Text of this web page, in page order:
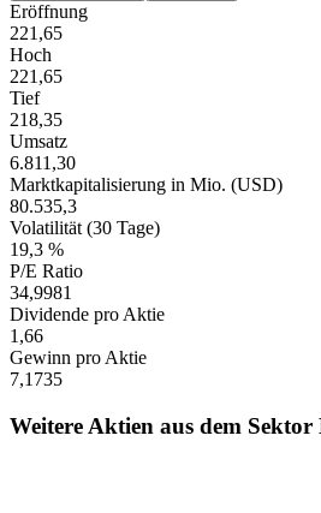
Eröffnung
221,65
Hoch
221,65
Tief
218,35
Umsatz
6.811,30
Marktkapitalisierung in Mio. (USD)
80.535,3
Volatilität (30 Tage)
19,3 %
P/E Ratio
34,9981
Dividende pro Aktie
1,66
Gewinn pro Aktie
7,1735
Weitere Aktien aus dem